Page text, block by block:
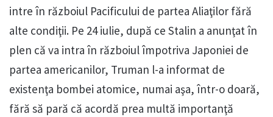
intre în războiul Pacificului de partea Aliaţilor fără
alte condiţii. Pe 24 iulie, după ce Stalin a anunţat în
plen că va intra în războiul împotriva Japoniei de
partea americanilor, Truman l-a informat de
existenţa bombei atomice, numai aşa, într-o doară,
fără să pară că acordă prea multă importanţă